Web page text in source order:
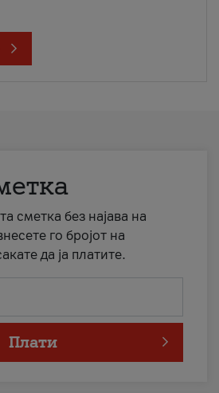
сметка без најава на
го бројот на
да ја платите.
Плати